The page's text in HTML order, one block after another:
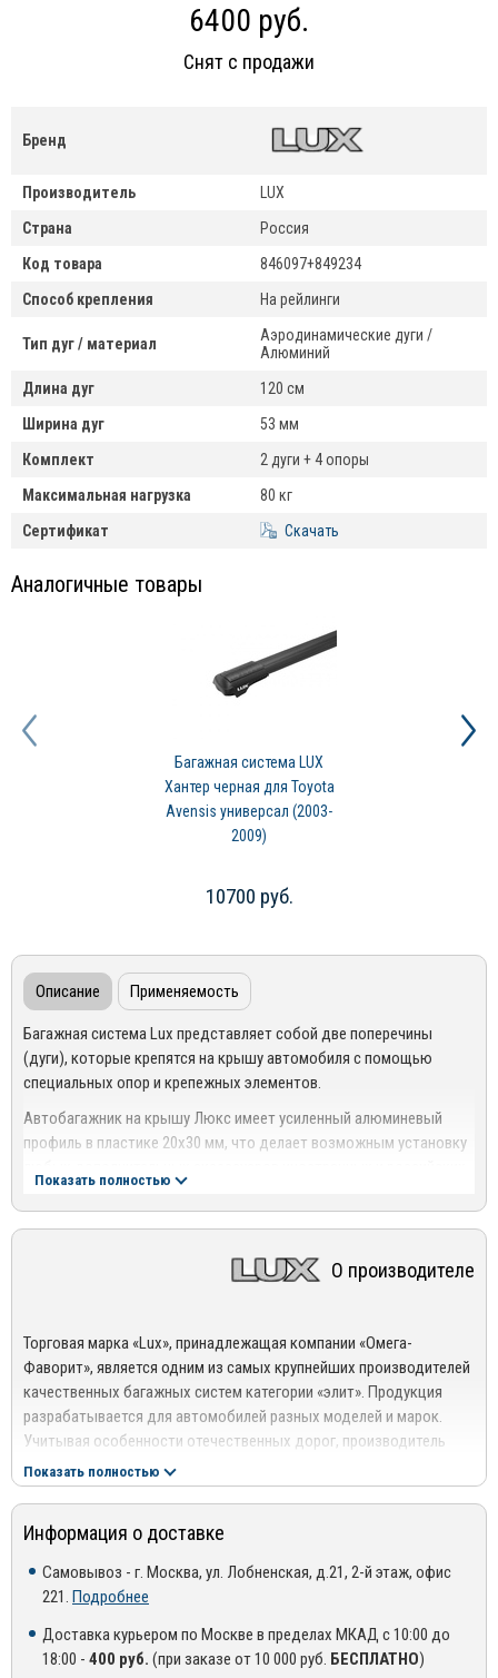
6400 руб.
Снят с продажи
Бренд
Производитель
LUX
Страна
Россия
Код товара
846097+849234
Способ крепления
На рейлинги
Тип дуг / материал
Аэродинамические дуги /
Алюминий
Длина дуг
120 см
Ширина дуг
53 мм
Комплект
2 дуги + 4 опоры
Максимальная нагрузка
80 кг
Сертификат
Скачать
Аналогичные товары
Багажная система LUX
Хантер черная для Toyota
Avensis универсал (2003-
2009)
10700 руб.
Описание Применяемость
Багажная система Lux представляет собой две поперечины
(дуги), которые крепятся на крышу автомобиля с помощью
специальных опор и крепежных элементов.
Автобагажник на крышу Люкс имеет усиленный алюминевый
профиль в пластике 20х30 мм, что делает возможным установку
производителей багажников
Видеоинструкция по установке:
Показать полностью
О производителе
Торговая марка «Lux», принадлежащая компании «Омега-
Фаворит», является одним из самых крупнейших производителей
качественных багажных систем категории «элит». Продукция
разрабатывается для автомобилей разных моделей и марок.
Учитывая особенности отечественных дорог, производитель
выпускает автомобильные багажники Lux, которые идеально
адаптированы к сложным условиям эксплуатации.
Также стоит сказать о том, что вся продукция торговой марки
создается с учетом международных стандартов качества.
Поэтому универсальные багажники обладают достаточной
прочностью, грузоподъемностью, продолжительным сроком
эксплуатации, независимо от интенсивности использования.
История становления компании «Lux»
Показать полностью
Информация о доставке
Самовывоз - г. Москва, ул. Лобненская, д.21, 2-й этаж, офис
221. Подробнее
Доставка курьером по Москве в пределах МКАД с 10:00 до
18:00 - 400 руб. (при заказе от 10 000 руб. БЕСПЛАТНО)